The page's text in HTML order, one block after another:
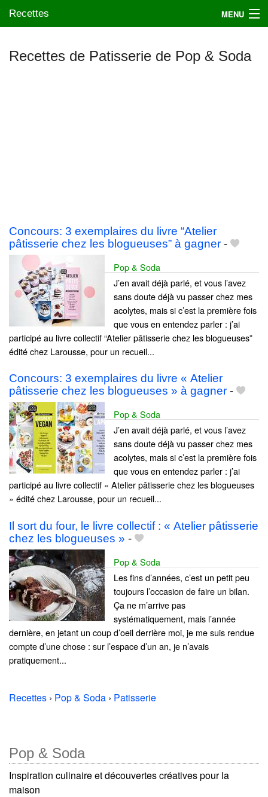
Recettes MENU
Recettes de Patisserie de Pop & Soda
Concours: 3 exemplaires du livre “Atelier
pâtisserie chez les blogueuses” à gagner -
Pop & Soda
J’en avait déjà parlé, et vous l’avez
sans doute déjà vu passer chez mes
acolytes, mais si c’est la première fois
que vous en entendez parler : j’ai
participé au livre collectif “Atelier pâtisserie chez les blogueuses”
édité chez Larousse, pour un recueil...
Concours: 3 exemplaires du livre « Atelier
pâtisserie chez les blogueuses » à gagner -
Pop & Soda
J’en avait déjà parlé, et vous l’avez
sans doute déjà vu passer chez mes
acolytes, mais si c’est la première fois
que vous en entendez parler : j’ai
participé au livre collectif « Atelier pâtisserie chez les blogueuses
» édité chez Larousse, pour un recueil...
Il sort du four, le livre collectif : « Atelier pâtisserie
chez les blogueuses » -
Pop & Soda
Les fins d’années, c’est un petit peu
toujours l’occasion de faire un bilan.
Ça ne m’arrive pas
systématiquement, mais l’année
dernière, en jetant un coup d’oeil derrière moi, je me suis rendue
compte d’une chose : sur l’espace d’un an, je n’avais
pratiquement...
Recettes › Pop & Soda › Patisserie
Pop & Soda
Inspiration culinaire et découvertes créatives pour la
maison